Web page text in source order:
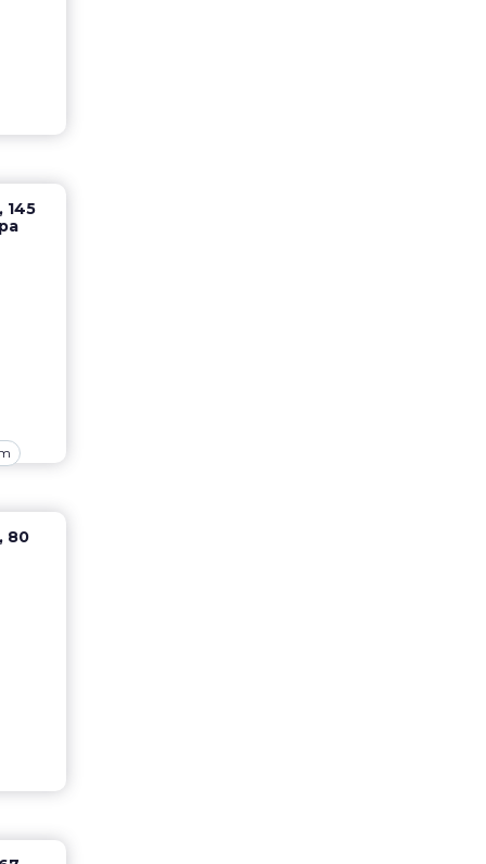
145
80